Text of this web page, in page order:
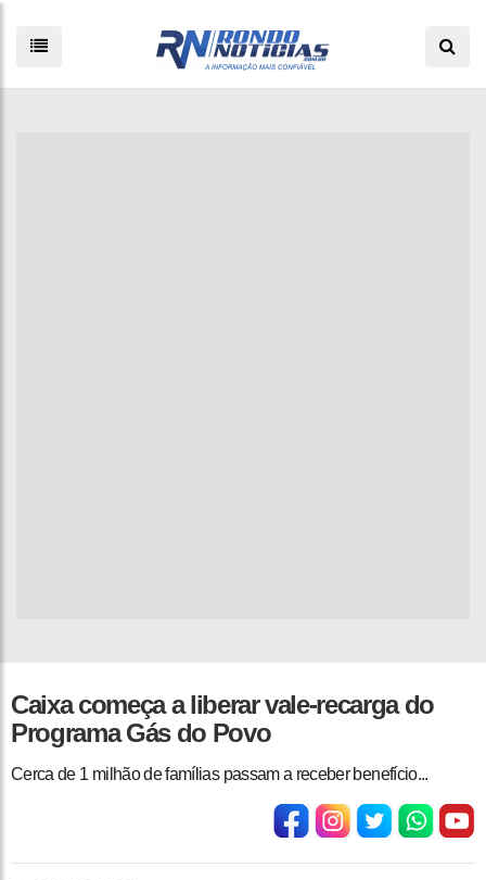
Caixa começa a liberar vale-recarga do
Programa Gás do Povo
Cerca de 1 milhão de famílias passam a receber benefício...